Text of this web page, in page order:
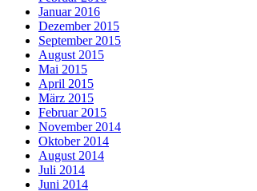
Januar 2016
Dezember 2015
September 2015
August 2015
Mai 2015
April 2015
März 2015
Februar 2015
November 2014
Oktober 2014
August 2014
Juli 2014
Juni 2014